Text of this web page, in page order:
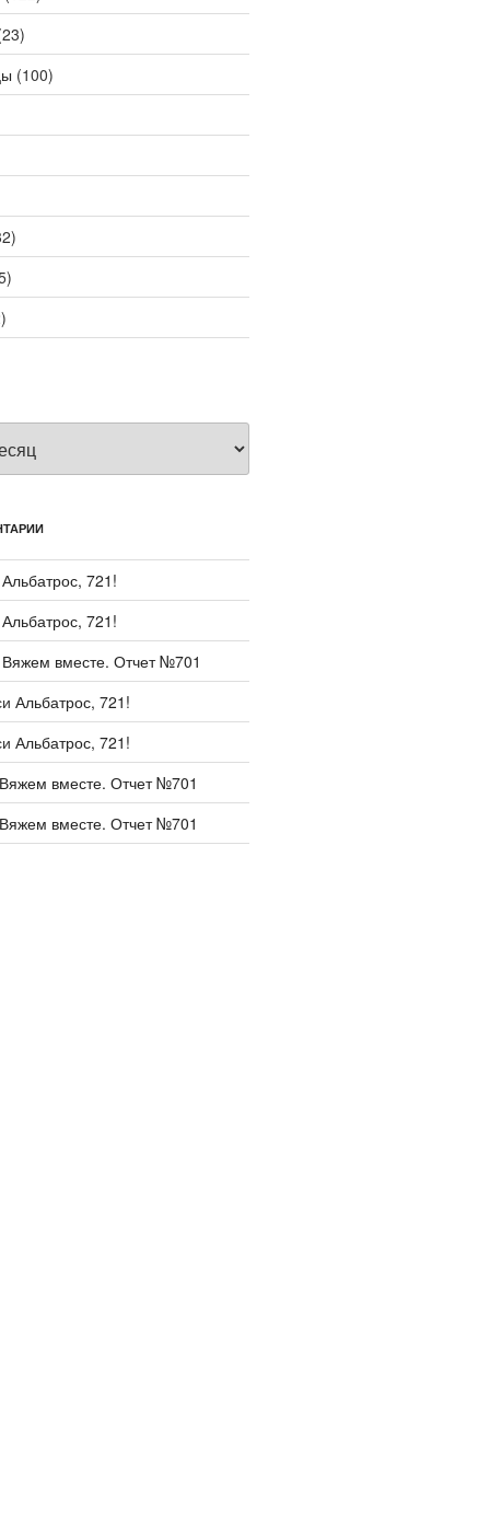
(100)
Альбатрос, 721!
Альбатрос, 721!
Вяжем вместе. Отчет №701
Альбатрос, 721!
Альбатрос, 721!
вместе. Отчет №701
вместе. Отчет №701